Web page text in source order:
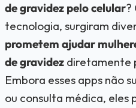
de gravidez pelo celular?
tecnologia, surgiram
prometem ajudar
de gravidez diretamente
Embora esses apps não
ou consulta médica, eles